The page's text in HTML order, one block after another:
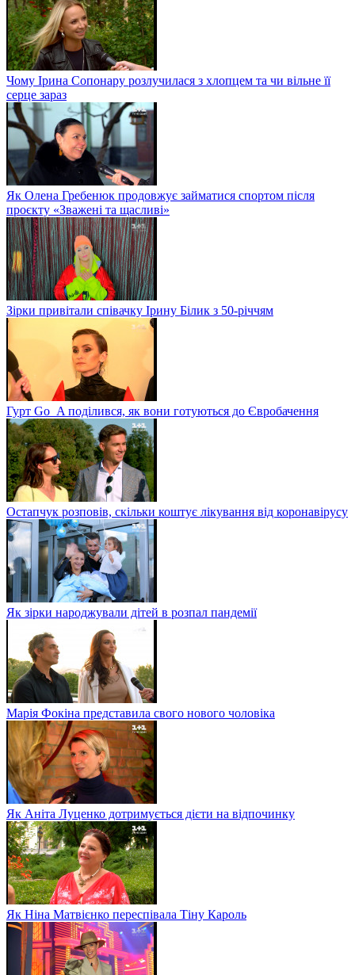
Чому Ірина Сопонару розлучилася з хлопцем та чи вільне її
серце зараз
Як Олена Гребенюк продовжує займатися спортом після
проєкту «Зважені та щасливі»
Зірки привітали співачку Ірину Білик з 50-річчям
Гурт Go_A поділився, як вони готуються до Євробачення
Остапчук розповів, скільки коштує лікування від коронавірусу
Як зірки народжували дітей в розпал пандемії
Марія Фокіна представила свого нового чоловіка
Як Аніта Луценко дотримується дієти на відпочинку
Як Ніна Матвієнко переспівала Тіну Кароль